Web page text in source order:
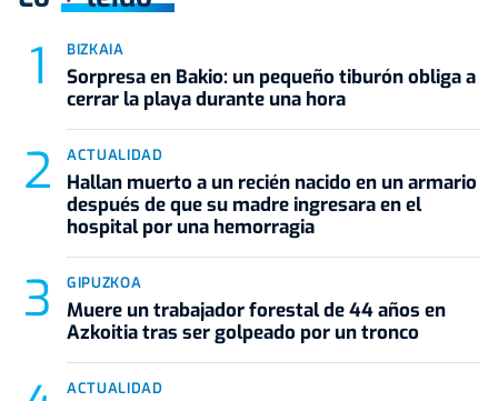
BIZKAIA
Sorpresa en Bakio: un pequeño tiburón obliga a
cerrar la playa durante una hora
ACTUALIDAD
Hallan muerto a un recién nacido en un armario
después de que su madre ingresara en el
hospital por una hemorragia
GIPUZKOA
Muere un trabajador forestal de 44 años en
Azkoitia tras ser golpeado por un tronco
ACTUALIDAD